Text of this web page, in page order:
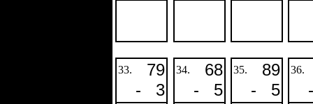
33.
79
-
3
34.
68
-
5
35.
89
-
5
36.
-